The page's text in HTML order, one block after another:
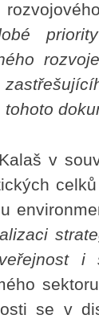
tohoto
v
i
se v